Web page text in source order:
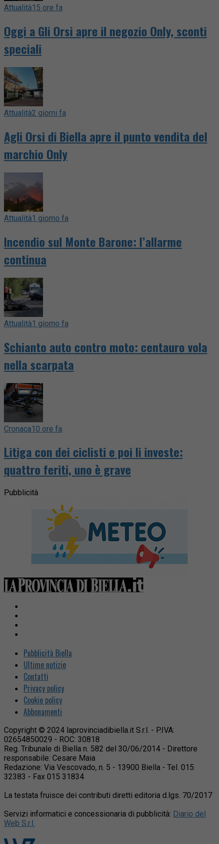
Attualità15 ore fa
Oggi a Gli Orsi apre il negozio Only, sconti
speciali
Attualità2 giorni fa
Agli Orsi di Biella apre il punto vendita del
marchio Only
Attualità1 giorno fa
Incendio sul Monte Barone: l’allarme
continua
Attualità1 giorno fa
Schianto auto contro moto: centauro vola
nella scarpata
Cronaca10 ore fa
Litiga con dei ciclisti e poi li investe:
quattro feriti, uno è grave
Pubblicità
Pubblicità Biella
Ultime notizie
Contatti
Privacy policy
Cookie policy
Abbonamenti
Copyright © 2024 laprovinciadibiella.it S.r.l. - P.IVA:
02654850029 - ROC: 30818
Reg. Tribunale di Biella n. 582 del 30/06/2014 - Direttore
responsabile: Cesare Maia
Redazione: Via Vescovado, n. 5 - 13900 Biella - Tel. 015
32383 - Fax 015 31834
La testata fruisce dei contributi diretti editoria d.lgs. 70/2017
Servizi informatici e concessionaria di pubblicità: Diario del
Web S.r.l.